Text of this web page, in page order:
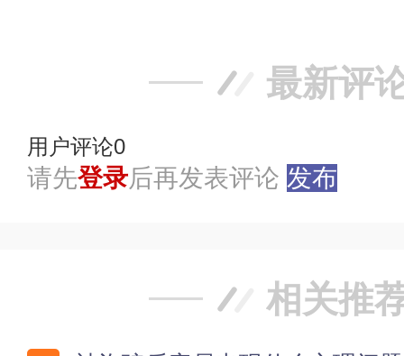
最新评
用户评论0
请先登录后再发表评论 发布
相关推